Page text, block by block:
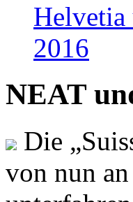
Helvetia
2016
NEAT
Die
von nun